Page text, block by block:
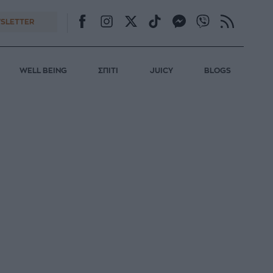
WELL BEING ΣΠΙΤΙ JUICY BLOGS